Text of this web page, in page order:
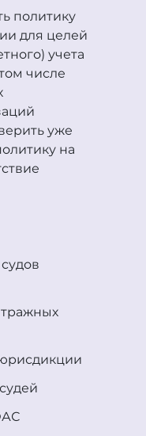
политику
для целей
учета
числе
уже
на